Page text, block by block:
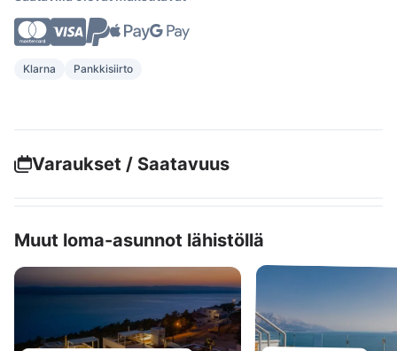
Klarna Pankkisiirto
Varaukset / Saatavuus
Muut loma-asunnot lähistöllä